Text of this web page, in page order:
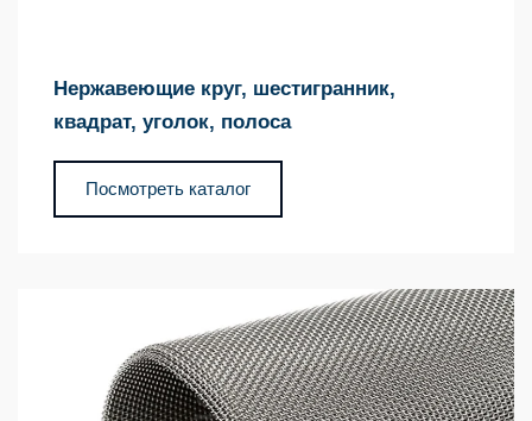
Нержавеющие круг, шестигранник,
квадрат, уголок, полоса
Посмотреть каталог